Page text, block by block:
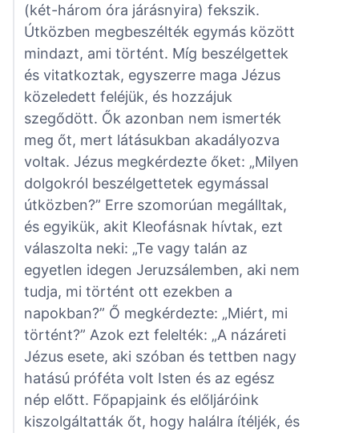
(két-három óra járásnyira) fekszik.
Útközben megbeszélték egymás között
mindazt, ami történt. Míg beszélgettek
és vitatkoztak, egyszerre maga Jézus
közeledett feléjük, és hozzájuk
szegődött. Ők azonban nem ismerték
meg őt, mert látásukban akadályozva
voltak. Jézus megkérdezte őket: „Milyen
dolgokról beszélgettetek egymással
útközben?” Erre szomorúan megálltak,
és egyikük, akit Kleofásnak hívtak, ezt
válaszolta neki: „Te vagy talán az
egyetlen idegen Jeruzsálemben, aki nem
tudja, mi történt ott ezekben a
napokban?” Ő megkérdezte: „Miért, mi
történt?” Azok ezt felelték: „A názáreti
Jézus esete, aki szóban és tettben nagy
hatású próféta volt Isten és az egész
nép előtt. Főpapjaink és előljáróink
kiszolgáltatták őt, hogy halálra ítéljék, és